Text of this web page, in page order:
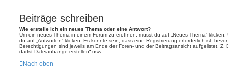
Beiträge schreiben
Wie erstelle ich ein neues Thema oder eine Antwort?
Um ein neues Thema in einem Forum zu eröffnen, musst du auf „Neues Thema“
du auf „Antworten“ klicken. Es könnte sein, dass eine Registrierung erforderlich ist,
Berechtigungen sind jeweils am Ende der Foren- und der Beitragsansicht aufgelistet. Z.
darfst Dateianhänge erstellen“ usw.
Nach oben